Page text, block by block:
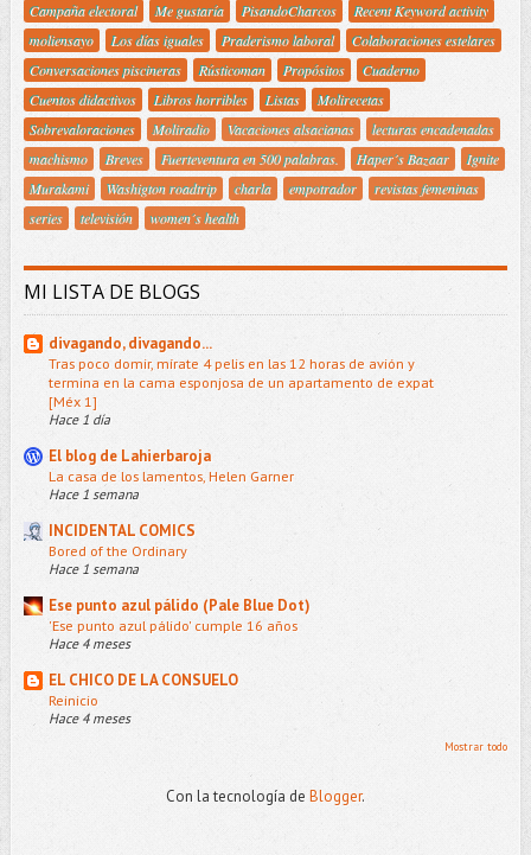
Campaña electoral
Me gustaría PisandoCharcos
Recent Keyword activity
moliensayo
Los días iguales Praderismo laboral
Colaboraciones estelares
Conversaciones piscineras
Rústicoman Propósitos
Cuaderno
Cuentos didactivos
Libros horribles Listas
Molirecetas
Sobrevaloraciones
Moliradio Vacaciones alsacianas
lecturas encadenadas
machismo
Breves Fuerteventura en 500 palabras. Haper´s Bazaar
Ignite
Murakami
Washigton roadtrip charla empotrador
revistas femeninas
series
televisión women´s health
MI LISTA DE BLOGS
divagando, divagando...
Tras poco domir, mírate 4 pelis en las 12 horas de avión y
termina en la cama esponjosa de un apartamento de expat
[Méx 1]
Hace 1 día
El blog de Lahierbaroja
La casa de los lamentos, Helen Garner
Hace 1 semana
INCIDENTAL COMICS
Bored of the Ordinary
Hace 1 semana
Ese punto azul pálido (Pale Blue Dot)
'Ese punto azul pálido' cumple 16 años
Hace 4 meses
EL CHICO DE LA CONSUELO
Reinicio
Hace 4 meses
Mostrar todo
Con la tecnología de Blogger.